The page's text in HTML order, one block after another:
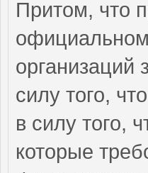
Притом, что
организаций
силу того,
в силу того,
которые